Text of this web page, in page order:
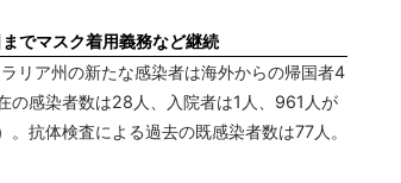
でマスク着用義務など継続
リア州の新たな感染者は海外からの帰国者4
の感染者数は28人、入院者は1人、961人が
抗体検査による過去の既感染者数は77人。